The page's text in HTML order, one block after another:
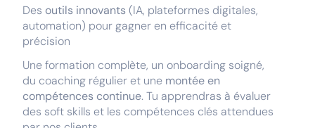
Des outils innovants (IA, plateformes digitales,
automation) pour gagner en efficacité et
précision
Une formation complète, un onboarding soigné,
du coaching régulier et une montée en
compétences continue. Tu apprendras à évaluer
des soft skills et les compétences clés attendues